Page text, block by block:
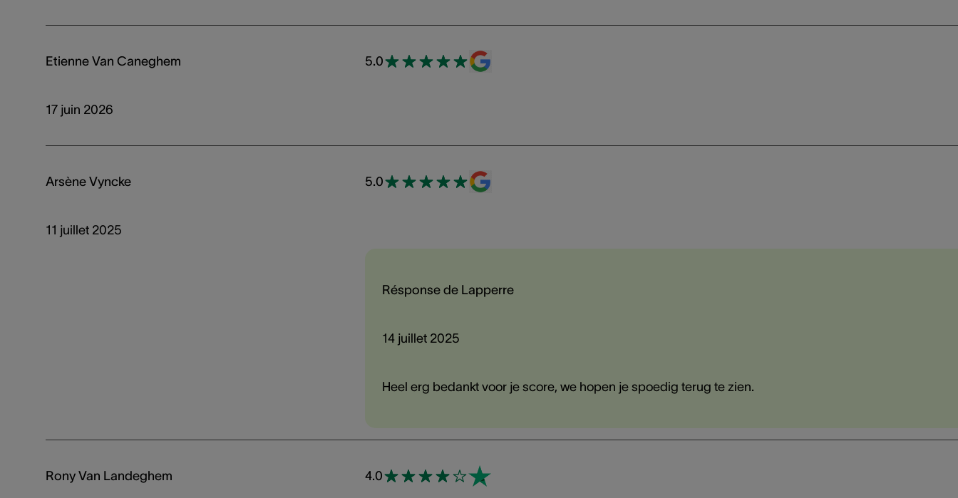
Etienne Van Caneghem
17 juin 2026
5.0
Arsène Vyncke
11 juillet 2025
5.0
Résponse de Lapperre
14 juillet 2025
Heel erg bedankt voor je score, we hopen je spoedig terug te zien.
Rony Van Landeghem 4.0